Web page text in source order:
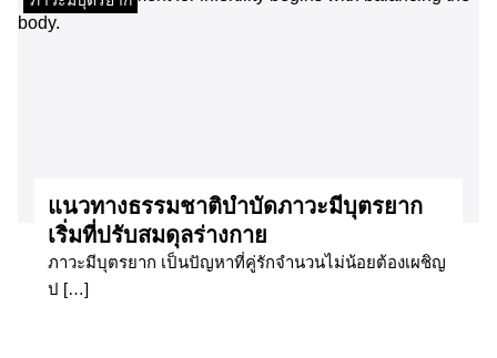
แนวทางธรรมชาติบำบัดภาวะมีบุตรยาก
เริ่มที่ปรับสมดุลร่างกาย
ภาวะมีบุตรยาก เป็นปัญหาที่คู่รักจำนวนไม่น้อยต้องเผชิญ
ป […]